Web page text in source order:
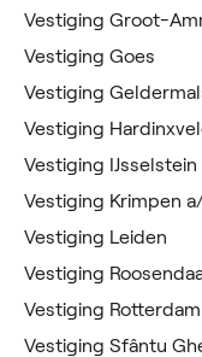
Vestiging Groot-
Vestiging Goes
Vestiging
Vestiging
Vestiging IJsselstein
Vestiging Krimpen
Vestiging Leiden
Vestiging
Vestiging Rotterdam
Vestiging Sfântu